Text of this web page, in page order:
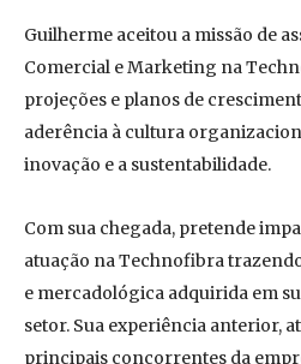
Guilherme aceitou a missão de
Comercial e Marketing na
projeções e planos de
aderência à cultura
inovação e a sustentabilidade.
Com sua chegada, pretende
atuação na Technofibra
e mercadológica adquirida em
setor. Sua experiência anterior,
principais concorrentes da